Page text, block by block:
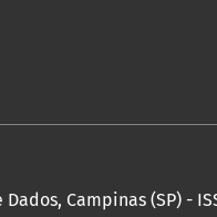
Dados, Campinas (SP) -